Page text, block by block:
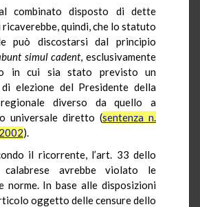
combinato disposto di dette
ricaverebbe, quindi, che lo statuto
può discostarsi dal principio
simul cadent, esclusivamente
in cui sia stato previsto un
di elezione del Presidente della
diverso da quello a
universale diretto (sentenza n.
).
il ricorrente, l’art. 33 dello
avrebbe violato le
norme. In base alle disposizioni
oggetto delle censure dello